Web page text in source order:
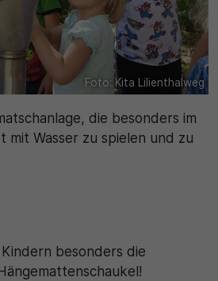
Foto: Kita Lilienthalweg
die besonders im
mit Wasser zu spielen und zu
besonders die